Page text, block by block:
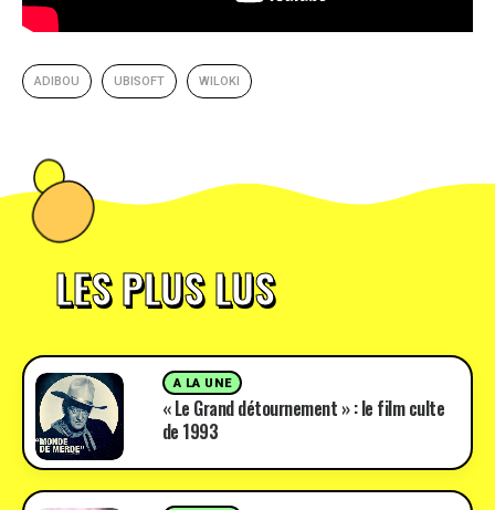
ADIBOU UBISOFT WILOKI
LES PLUS LUS
A LA UNE
« Le Grand détournement » : le film culte
de 1993